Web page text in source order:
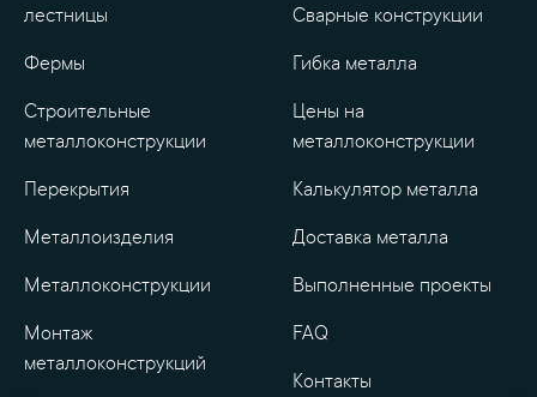
лестницы
Фермы
Строительные
металлоконструкции
Перекрытия
Металлоизделия
Металлоконструкции
Монтаж
металлоконструкций
Сварные конструкции
Гибка металла
Цены на
металлоконструкции
Калькулятор металла
Доставка металла
Выполненные проекты
FAQ
Контакты